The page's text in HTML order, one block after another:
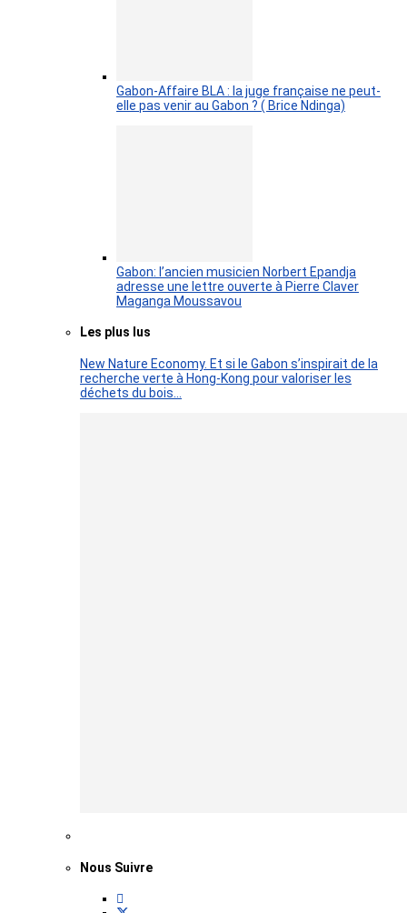
Gabon-Affaire BLA : la juge française ne peut-
elle pas venir au Gabon ? ( Brice Ndinga)
Gabon: l’ancien musicien Norbert Epandja
adresse une lettre ouverte à Pierre Claver
Maganga Moussavou
Les plus lus
New Nature Economy. Et si le Gabon s’inspirait de la
recherche verte à Hong-Kong pour valoriser les
déchets du bois…
Nous Suivre